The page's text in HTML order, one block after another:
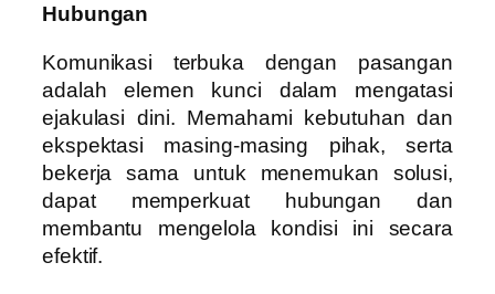
Hubungan
Komunikasi terbuka dengan pasangan
adalah elemen kunci dalam mengatasi
ejakulasi dini. Memahami kebutuhan dan
ekspektasi masing-masing pihak, serta
bekerja sama untuk menemukan solusi,
dapat memperkuat hubungan dan
membantu mengelola kondisi ini secara
efektif.